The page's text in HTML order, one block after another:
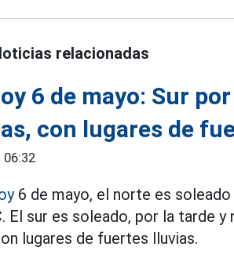
relacionadas
6 de mayo: Sur
con lugares de
6 de mayo, el norte es
El sur es soleado, por la tarde
lugares de fuertes lluvias.